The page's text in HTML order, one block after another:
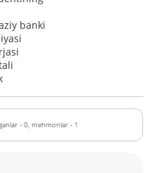
banki
- 0, mehmonlar - 1